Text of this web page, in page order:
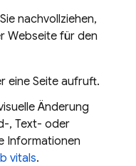
nachvollziehen,
Webseite für den
eine Seite aufruft.
Änderung
, Text- oder
Informationen
vitals.